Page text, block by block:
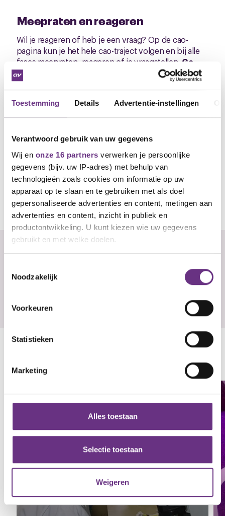
Toestemming Details Advertentie-instellingen
Verantwoord gebruik van uw gegevens
Wij en onze 16 partners verwerken je persoonlijke
gegevens (bijv. uw IP-adres) met behulp van
technologieën zoals cookies om informatie op uw
apparaat op te slaan en te gebruiken met als doel
gepersonaliseerde advertenties en content, metingen aan
advertenties en content, inzicht in publiek en
productontwikkeling. U kunt kiezen wie uw gegevens
gebruikt en met welke doelen.
Informatie verzamelen over uw geografische
Uw apparaat identificeren door het actief te
scannen op specifieke eigenschappen (fingerprinting)
verwerkt en stel uw voorkeuren in het
detailgedeelte in.
en om ons websiteverkeer te analyseren. Ook delen we
partners voor social media, adverteren en analyse. Deze
partners kunnen deze gegevens combineren met andere
verzameld op basis van uw gebruik van hun services.
U kunt uw toestemming op elk moment wijzigen of
intrekken via de
cookieverklaring
of door te klikken op
Noodzakelijk
Voorkeuren
Statistieken
Marketing
Alles toestaan
Selectie toestaan
Weigeren
Meepraten en reageren
Wil je reageren of heb je een vraag? Op de cao-
pagina kun je het hele cao-traject volgen en bij alle
fases meepraten, reageren of je vraagstellen. Ga
direct naar de cao-pagina
Rémy Biesmans
Bestuurder CNV Vakmensen
Heb jij een vraag of opmerking voor de
onderhandelaar?
Er zijn nog geen reacties, wees de eerste!
U
Zie al het nieuws